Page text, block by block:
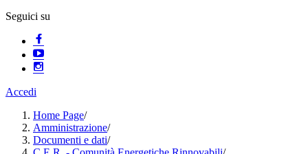
Seguici su
Accedi
Home Page/
Amministrazione/
Documenti e dati/